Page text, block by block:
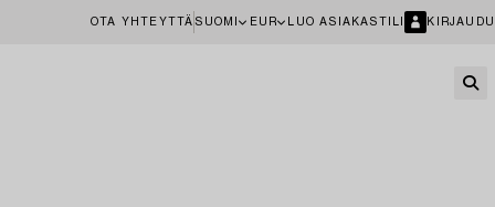
OTA YHTEYTTÄ SUOMI EUR LUO ASIAKASTILI KIRJAUDU